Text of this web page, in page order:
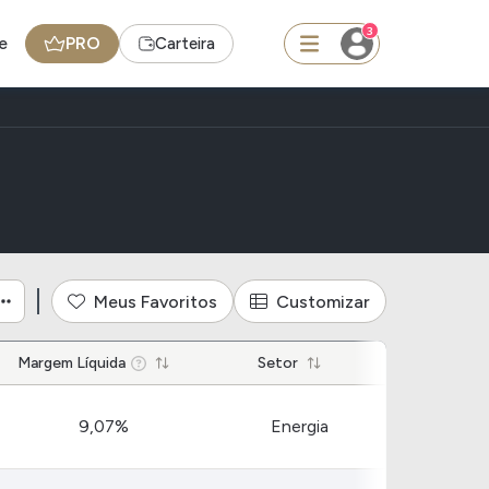
PRO Carteira
3
Ferramenta
Dividendos
Ideias
Radar do Dividendo Inteligente
Meus Favoritos Customizar
Margem Líquida Setor
9,07% Energia